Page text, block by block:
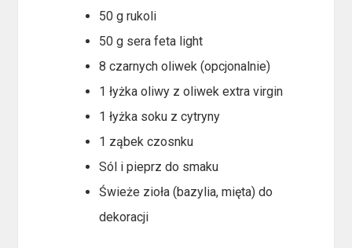
50 g rukoli
50 g sera feta light
8 czarnych oliwek (opcjonalnie)
1 łyżka oliwy z oliwek extra virgin
1 łyżka soku z cytryny
1 ząbek czosnku
Sól i pieprz do smaku
Świeże zioła (bazylia, mięta) do
dekoracji